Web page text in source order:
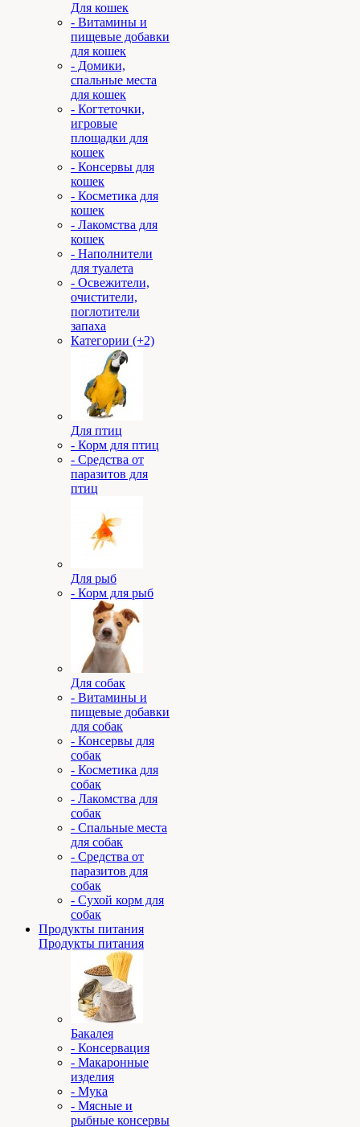
Для кошек
- Витамины и
пищевые добавки
для кошек
- Домики,
спальные места
для кошек
- Когтеточки,
игровые
площадки для
кошек
- Консервы для
кошек
- Косметика для
кошек
- Лакомства для
кошек
- Наполнители
для туалета
- Освежители,
очистители,
поглотители
запаха
Категории (+2)
Для птиц
- Корм для птиц
- Средства от
паразитов для
птиц
Для рыб
- Корм для рыб
Для собак
- Витамины и
пищевые добавки
для собак
- Консервы для
собак
- Косметика для
собак
- Лакомства для
собак
- Спальные места
для собак
- Средства от
паразитов для
собак
- Сухой корм для
собак
Продукты питания
Продукты питания
Бакалея
- Консервация
- Макаронные
изделия
- Мука
- Мясные и
рыбные консервы